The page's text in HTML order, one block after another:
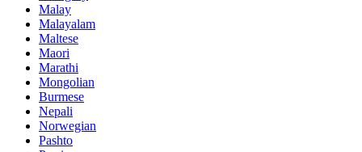
Malay
Malayalam
Maltese
Maori
Marathi
Mongolian
Burmese
Nepali
Norwegian
Pashto